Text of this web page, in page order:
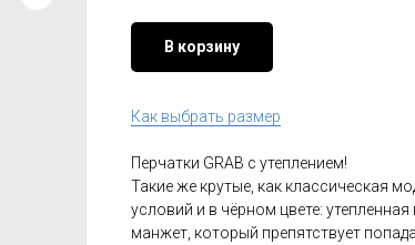
В корзину
Как выбрать размер
Перчатки GRAB с утеплением!
Такие же крутые, как классическая
условий и в чёрном цвете:
манжет, который препятствует